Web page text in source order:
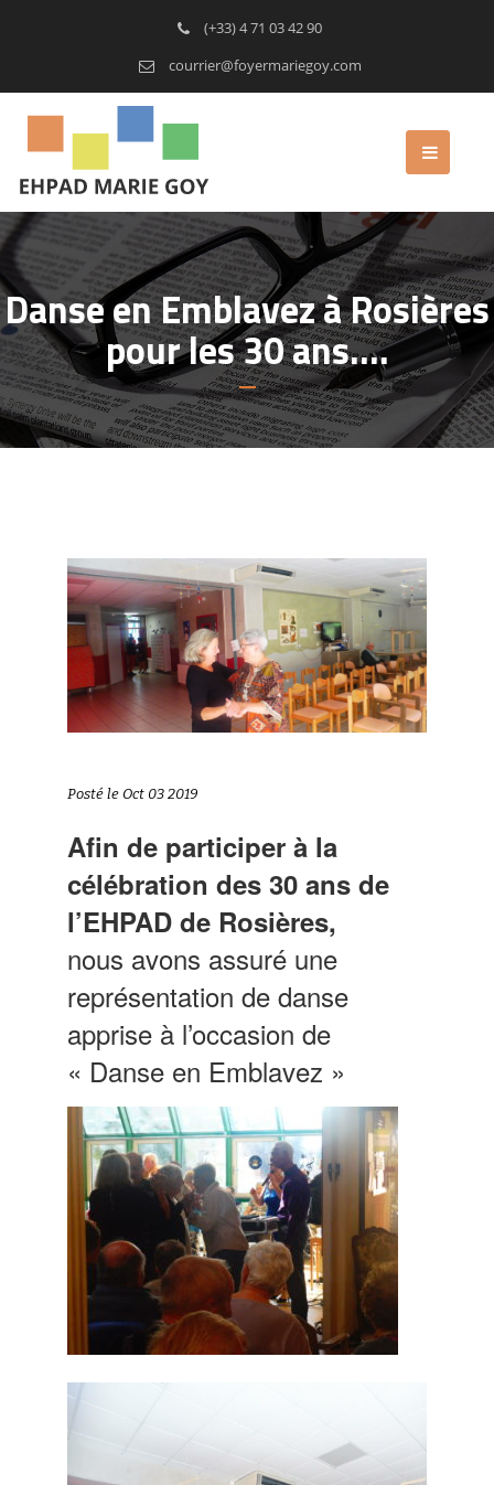
(+33) 4 71 03 42 90
courrier@foyermariegoy.com
Danse en Emblavez à Rosières
pour les 30 ans….
Posté le Oct 03 2019
Afin de participer à la
célébration des 30 ans de
l’EHPAD de Rosières,
nous avons assuré une
représentation de danse
apprise à l’occasion de
« Danse en Emblavez »